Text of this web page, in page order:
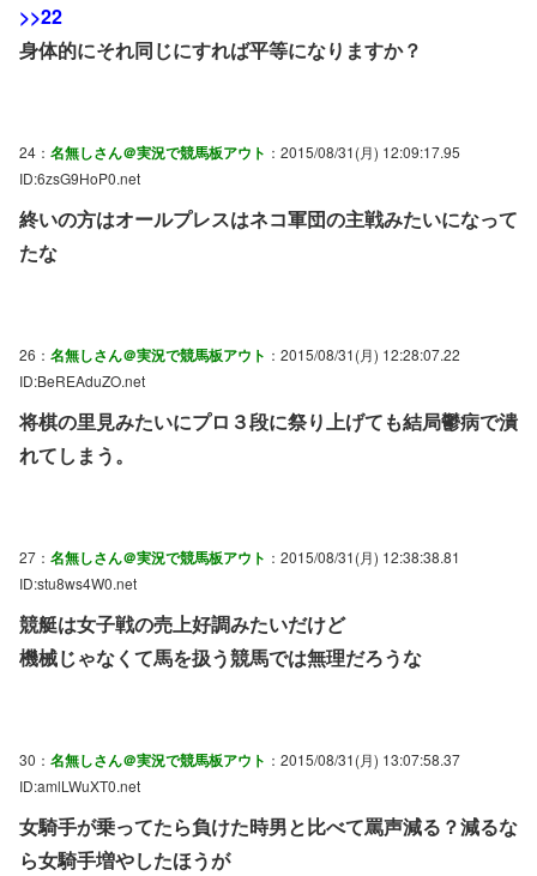
>>22
身体的にそれ同じにすれば平等になりますか？
24： 名無しさん＠実況で競馬板アウト ：2015/08/31(月) 12:09:17.95
ID:6zsG9HoP0.net
終いの方はオールプレスはネコ軍団の主戦みたいになって
たな
26： 名無しさん＠実況で競馬板アウト ：2015/08/31(月) 12:28:07.22
ID:BeREAduZO.net
将棋の里見みたいにプロ３段に祭り上げても結局鬱病で潰
れてしまう。
27： 名無しさん＠実況で競馬板アウト ：2015/08/31(月) 12:38:38.81
ID:stu8ws4W0.net
競艇は女子戦の売上好調みたいだけど
機械じゃなくて馬を扱う競馬では無理だろうな
30： 名無しさん＠実況で競馬板アウト ：2015/08/31(月) 13:07:58.37
ID:amlLWuXT0.net
女騎手が乗ってたら負けた時男と比べて罵声減る？減るな
ら女騎手増やしたほうが